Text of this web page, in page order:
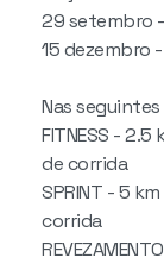
29 setembro -
15 dezembro
Nas seguintes
FITNESS -
de corrida
SPRINT - 5
corrida